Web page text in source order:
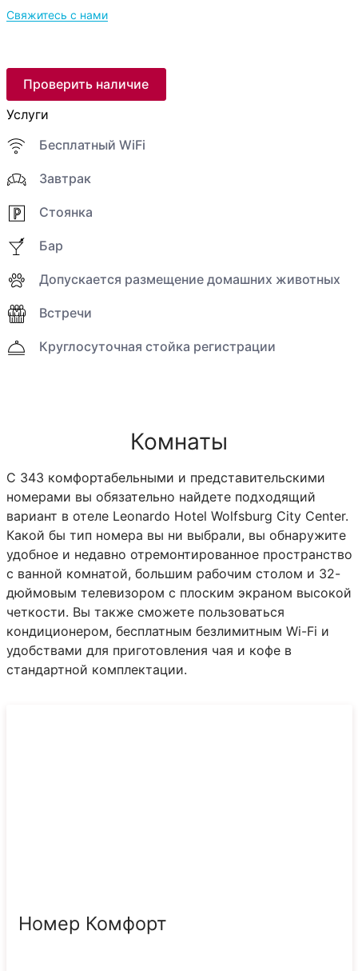
Свяжитесь с нами
Проверить наличие
Услуги
Бесплатный WiFi
Завтрак
Стоянка
Бар
Допускается размещение домашних животных
Встречи
Круглосуточная стойка регистрации
Комнаты
С 343 комфортабельными и представительскими
номерами вы обязательно найдете подходящий
вариант в отеле Leonardo Hotel Wolfsburg City Center.
Какой бы тип номера вы ни выбрали, вы обнаружите
удобное и недавно отремонтированное пространство
с ванной комнатой, большим рабочим столом и 32-
дюймовым телевизором с плоским экраном высокой
четкости. Вы также сможете пользоваться
кондиционером, бесплатным безлимитным Wi-Fi и
удобствами для приготовления чая и кофе в
стандартной комплектации.
Номер Комфорт